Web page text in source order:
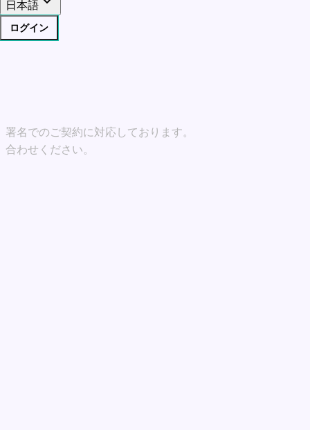
日本語
ログイン
名でのご契約に対応しております。
わせください。